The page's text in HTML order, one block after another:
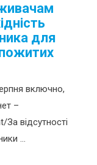
для
включно,
–
відсутності
...